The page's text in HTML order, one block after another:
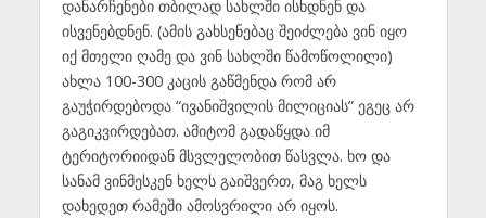
დანარჩენები თბილად სახლში ისხდნენ და
ისვენებდნენ. (ამის გახსენებაც შეიძლება ვინ იყო
იქ მთელი ღამე და ვინ სახლში წამოწოლილი)
ახლა 100-300 კაცის გაწმენდა რომ არ
გაუჭირდებოდა “ივანიშვილის მილიციას” ეგეც არ
გაგიკვირდებათ. ამიტომ გადაწყდა იმ
ტერიტორიიდან მსვლელობით წასვლა. ხო და
სანამ ვინმესკენ ხელს გაიშვერთ, მაგ ხელს
დახედეთ რამეში ამოსვრილი არ იყოს.